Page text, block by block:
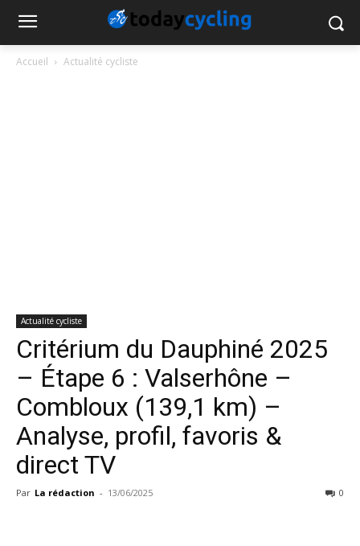
Accueil Actualité cycliste
Actualité cycliste
Critérium du Dauphiné 2025
– Étape 6 : Valserhône –
Combloux (139,1 km) –
Analyse, profil, favoris &
direct TV
Par La rédaction - 13/06/2025 0